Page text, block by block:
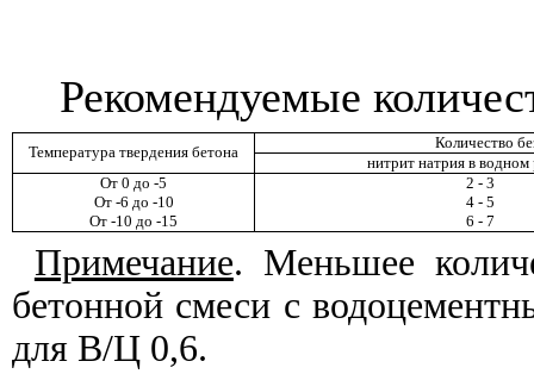
Рекомендуемые
Температура твердения бетона
Количество
нитрит натрия в водном
От 0 до -5
2 - 3
От -6 до -10
4 - 5
От -10 до -15
6 - 7
Примечание. Меньшее
бетонной смеси с
для В/Ц 0,6.